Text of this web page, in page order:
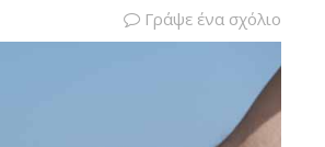
Γράψε ένα σχόλιο